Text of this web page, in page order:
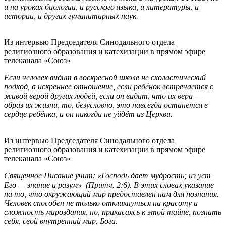
и на уроках биологии, и русского языка, и литературы, и
истории, и других гуманитарных наук.
Из интервью Председателя Синодального отдела
религиозного образования и катехизации в прямом эфире
телеканала «Союз»
Если человек видит в воскресной школе не схоластический
подход, а искреннее отношение, если ребёнок встречается с
живой верой других людей, если он видит, что их вера —
образ их жизни, то, безусловно, это навсегда останется в
сердце ребёнка, и он никогда не уйдёт из Церкви.
Из интервью Председателя Синодального отдела
религиозного образования и катехизации в прямом эфире
телеканала «Союз»
Священное Писание учит: «Господь дает мудрость; из уст
Его — знание и разум» (Притч. 2:6). В этих словах указание
на то, что окружающий мир предоставлен нам для познания.
Человек способен не только откликнуться на красоту и
сложность мироздания, но, прикасаясь к этой тайне, познать
себя, свой внутренний мир, Бога.